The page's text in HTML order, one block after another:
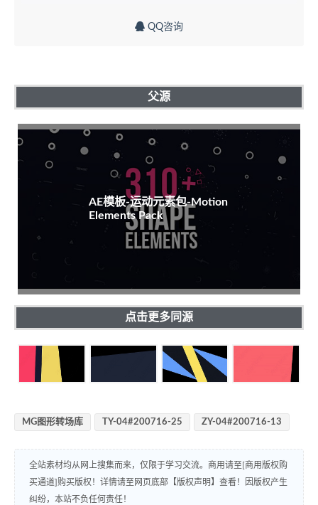
QQ咨询
父源
AE模板-运动元素包-Motion
Elements Pack
点击更多同源
MG图形转场库 TY-04#200716-25 ZY-04#200716-13
全站素材均从网上搜集而来，仅限于学习交流。商用请至[商用版权购
买通道]购买版权！详情请至网页底部【版权声明】查看！因版权产生
纠纷，本站不负任何责任！